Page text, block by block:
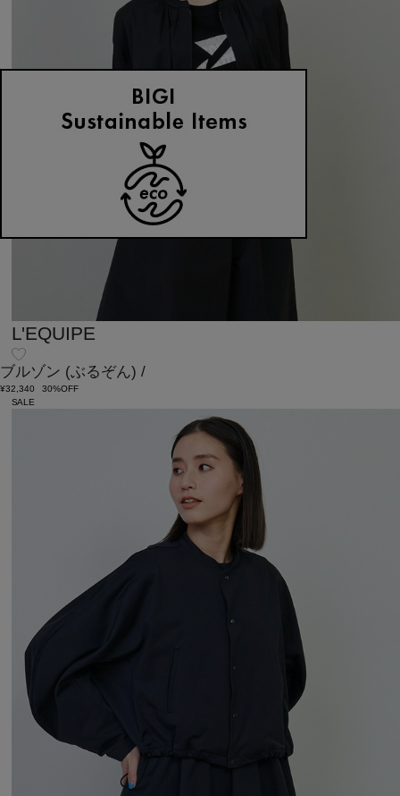
L'EQUIPE
ブルゾン (ぶるぞん) /
¥32,340
30%OFF
SALE